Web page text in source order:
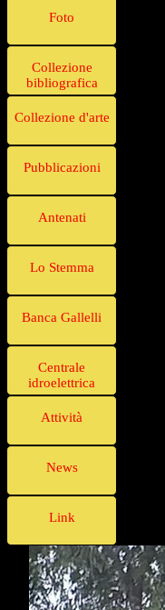
Foto
Collezione
bibliografica
Collezione d'arte
Pubblicazioni
Antenati
Lo Stemma
Banca Gallelli
Centrale
idroelettrica
Attività
News
Link